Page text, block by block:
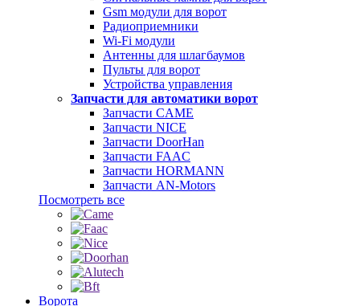
Gsm модули для ворот
Радиоприемники
Wi-Fi модули
Антенны для шлагбаумов
Пульты для ворот
Устройства управления
Запчасти для автоматики ворот
Запчасти CAME
Запчасти NICE
Запчасти DoorHan
Запчасти FAAC
Запчасти HORMANN
Запчасти AN-Motors
Посмотреть все
Ворота